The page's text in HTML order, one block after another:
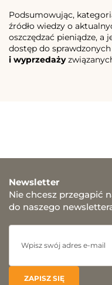
Podsumowując,
źródło wiedzy o
oszczędzać pieniądze, a
dostęp do sprawdzonych
i wyprzedaży
Newsletter
Nie chcesz przegapić
do naszego